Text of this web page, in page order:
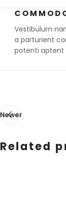
Vestibulum
a parturient
potenti aptent
Newer
Related